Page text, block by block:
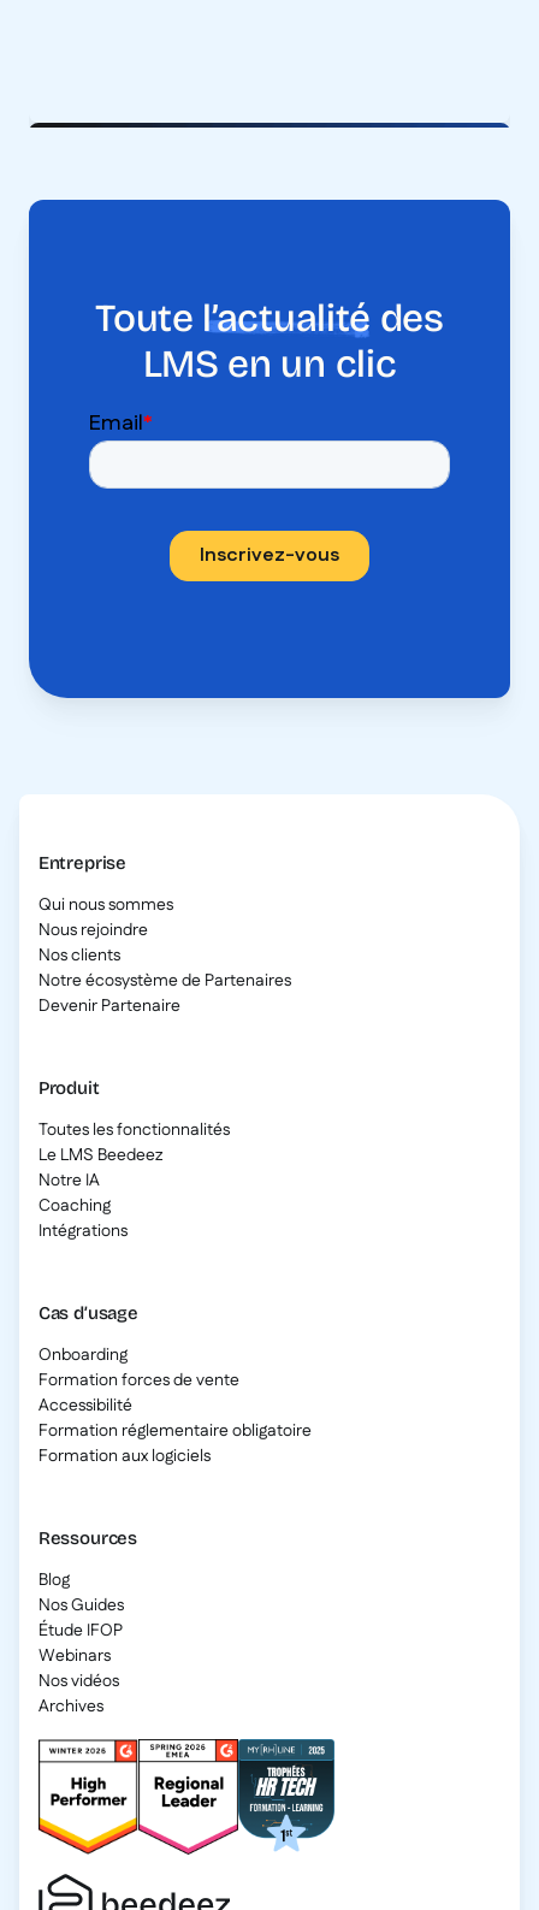
Toute l’actualité des
LMS en un clic
Entreprise
Qui nous sommes
Nous rejoindre
Nos clients
Notre écosystème de Partenaires
Devenir Partenaire
Produit
Toutes les fonctionnalités
Le LMS Beedeez
Notre IA
Coaching
Intégrations
Cas d’usage
Onboarding
Formation forces de vente
Accessibilité
Formation réglementaire obligatoire
Formation aux logiciels
Ressources
Blog
Nos Guides
Étude IFOP
Webinars
Nos vidéos
Archives